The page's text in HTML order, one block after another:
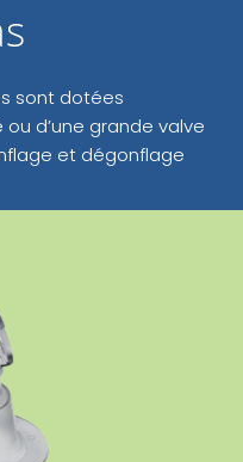
sont dotées
d’une grande valve
et dégonflage